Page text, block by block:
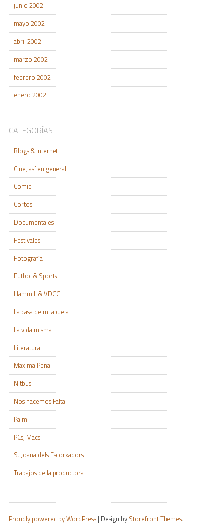
junio 2002
mayo 2002
abril 2002
marzo 2002
febrero 2002
enero 2002
CATEGORÍAS
Blogs & Internet
Cine, así en general
Comic
Cortos
Documentales
Festivales
Fotografía
Futbol & Sports
Hammill & VDGG
La casa de mi abuela
La vida misma
Literatura
Maxima Pena
Nitbus
Nos hacemos Falta
Palm
PCs, Macs
S. Joana dels Escorxadors
Trabajos de la productora
Proudly powered by WordPress | Design by Storefront Themes.